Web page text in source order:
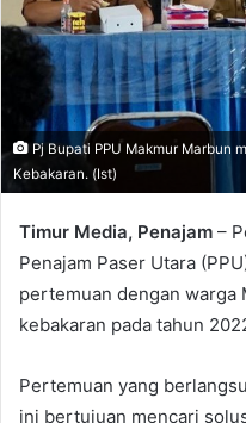
Pj Bupati PPU Makmur Marbun
Kebakaran. (Ist)
Timur Media, Penajam –
Penajam Paser Utara
pertemuan dengan warga
kebakaran pada tahun
Pertemuan yang
ini bertujuan mencari